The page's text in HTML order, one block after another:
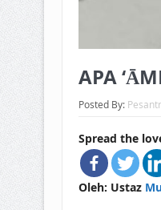
Posted By:
Spread the
Oleh: Ustaz